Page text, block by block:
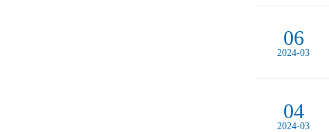
06
2024-03
04
2024-03